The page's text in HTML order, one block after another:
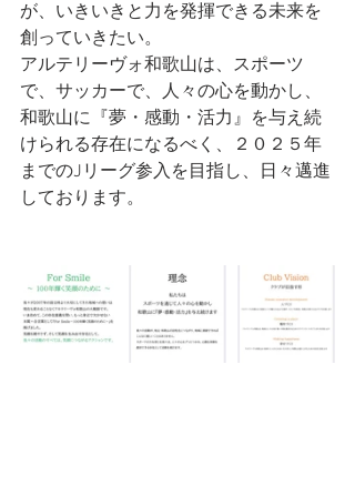
が、いきいきと力を発揮できる未来を
創っていきたい。
アルテリーヴォ和歌山は、スポーツ
で、サッカーで、人々の心を動かし、
和歌山に『夢・感動・活力』を与え続
けられる存在になるべく、２０２５年
までのJリーグ参入を目指し、日々邁進
しております。